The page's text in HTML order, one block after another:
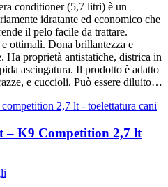
conditioner (5,7 litri) è un
idratante ed economico che
il pelo facile da trattare.
ottimali. Dona brillantezza e
Ha proprietà antistatiche, districa in
asciugatura. Il prodotto è adatto
e cuccioli. Può essere diluito…
– K9 Competition 2,7 lt